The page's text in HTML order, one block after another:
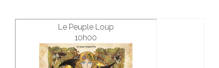
Le Peuple Loup
10h00